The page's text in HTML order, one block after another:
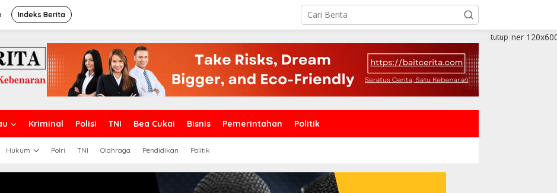
Indeks Berita
Kriminal Polisi TNI Bea Cukai Bisnis Pemerintahan Politik
Hukum Polri TNI Olahraga Pendidikan Politik
tutup